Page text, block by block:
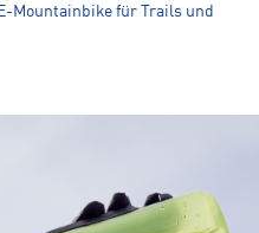
Mountainbike für Trails und